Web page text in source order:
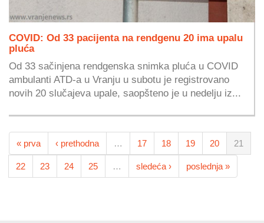
COVID: Od 33 pacijenta na rendgenu 20 ima upalu
pluća
Od 33 sačinjena rendgenska snimka pluća u COVID
ambulanti ATD-a u Vranju u subotu je registrovano
novih 20 slučajeva upale, saopšteno je u nedelju iz...
« prva ‹ prethodna … 17 18 19 20 21
22 23 24 25 … sledeća › poslednja »